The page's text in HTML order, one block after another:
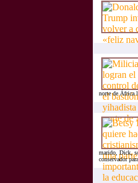
norte de África
marido, Dick,
conservador